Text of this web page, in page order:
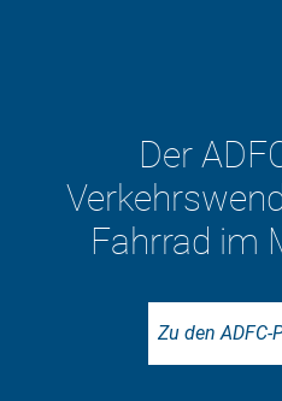
uns in
über
viel